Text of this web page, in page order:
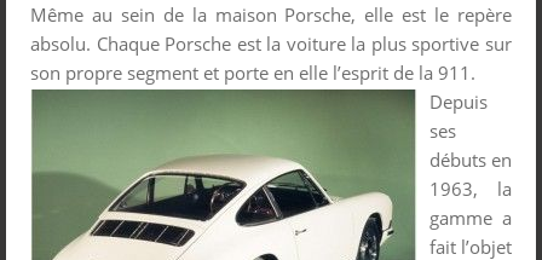
Même au sein de la maison Porsche, elle est le repère
absolu. Chaque Porsche est la voiture la plus sportive sur
son propre segment et porte en elle l’esprit de la 911.
Depuis
ses
débuts en
1963, la
gamme a
fait l’objet